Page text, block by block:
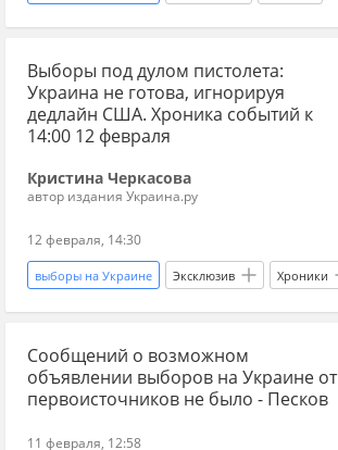
США Алексей Зубец СВО
новости СВО сейчас новости СВО Россия
энергетический кризис энергетика
выборы электроэнергия
Украина.ру дзен новости СВО
новости СВО
Выборы под дулом пистолета:
Украина не готова, игнорируя
дедлайн США. Хроника событий к
14:00 12 февраля
Кристина Черкасова
автор издания Украина.ру
12 февраля, 14:30
выборы на Украине Эксклюзив Хроники
Россия Украина Франция
Мария Захарова Дмитрий Песков
Эммануэль Макрон МИД ЕС ЦИК
Сообщений о возможном
объявлении выборов на Украине от
первоисточников не было - Песков
11 февраля, 12:58